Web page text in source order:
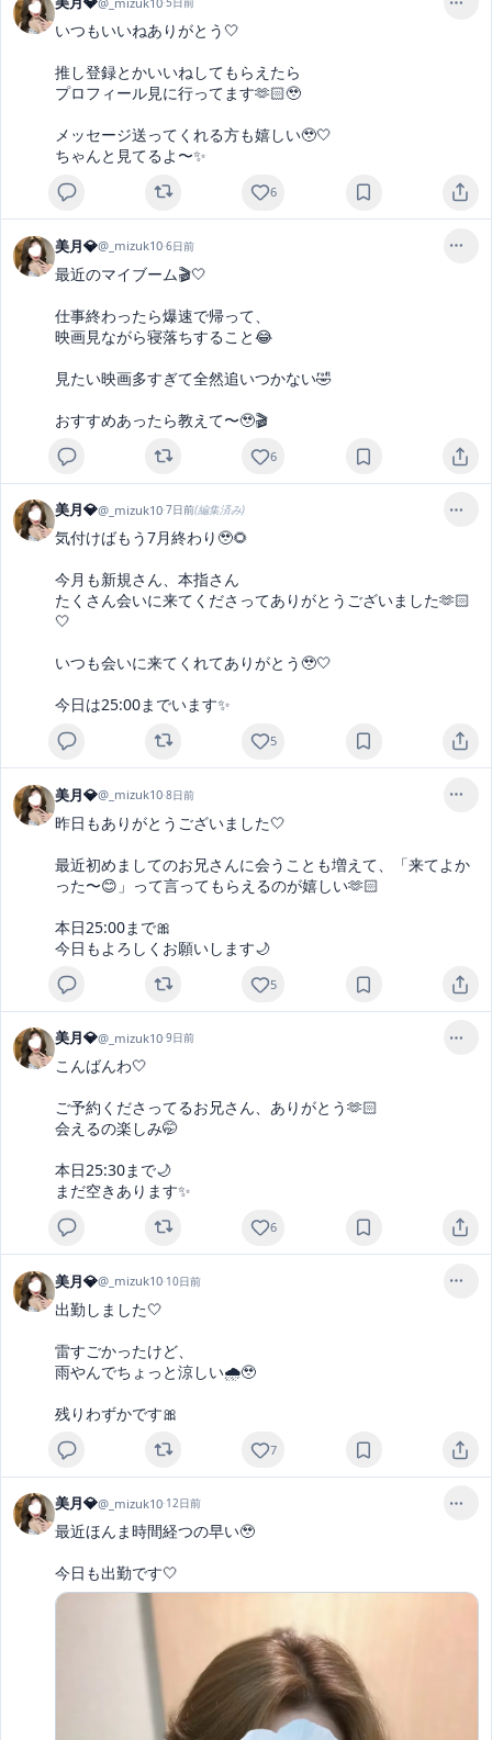
いつもいいねありがとう🤍
推し登録とかいいねしてもらえたら
プロフィール見に行ってます🫶🏻🥹
メッセージ送ってくれる方も嬉しい🥹🤍
ちゃんと見てるよ〜✨
6
美月💎@_mizuk10·6日前
最近のマイブーム🎬🤍
仕事終わったら爆速で帰って、
映画見ながら寝落ちすること😂
見たい映画多すぎて全然追いつかない🤣
おすすめあったら教えて〜🥹🎬
6
美月💎@_mizuk10·7日前(編集済み)
気付けばもう7月終わり🥹🌻
今月も新規さん、本指さん
たくさん会いに来てくださってありがとうございました🫶🏻
🤍
いつも会いに来てくれてありがとう🥹🤍
今日は25:00までいます✨
5
美月💎@_mizuk10·8日前
昨日もありがとうございました🤍
最近初めましてのお兄さんに会うことも増えて、「来てよか
った〜😊」って言ってもらえるのが嬉しい🫶🏻
本日25:00まで🎀
今日もよろしくお願いします🌙
5
美月💎@_mizuk10·9日前
こんばんわ🤍
ご予約くださってるお兄さん、ありがとう🫶🏻
会えるの楽しみ🤭
本日25:30まで🌙
まだ空きあります✨
6
美月💎@_mizuk10·10日前
出勤しました🤍
雷すごかったけど、
雨やんでちょっと涼しい🌧️🥹
残りわずかです🎀
7
美月💎@_mizuk10·12日前
最近ほんま時間経つの早い🥹
今日も出勤です🤍